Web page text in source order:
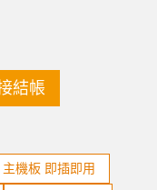
結帳
車
主機板 即插即用